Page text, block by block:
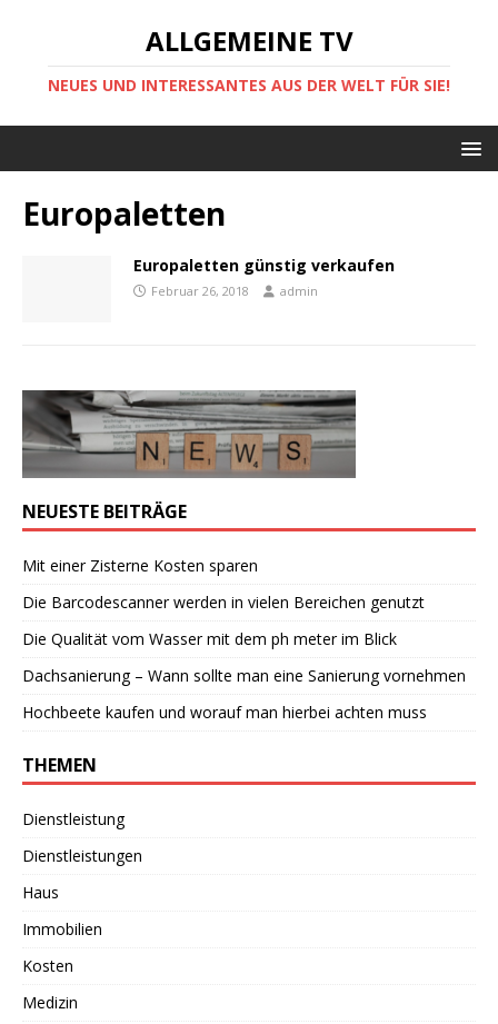
ALLGEMEINE TV
NEUES UND INTERESSANTES AUS DER WELT FÜR SIE!
Europaletten
Europaletten günstig verkaufen
Februar 26, 2018 admin
NEUESTE BEITRÄGE
Mit einer Zisterne Kosten sparen
Die Barcodescanner werden in vielen Bereichen genutzt
Die Qualität vom Wasser mit dem ph meter im Blick
Dachsanierung – Wann sollte man eine Sanierung vornehmen
Hochbeete kaufen und worauf man hierbei achten muss
THEMEN
Dienstleistung
Dienstleistungen
Haus
Immobilien
Kosten
Medizin